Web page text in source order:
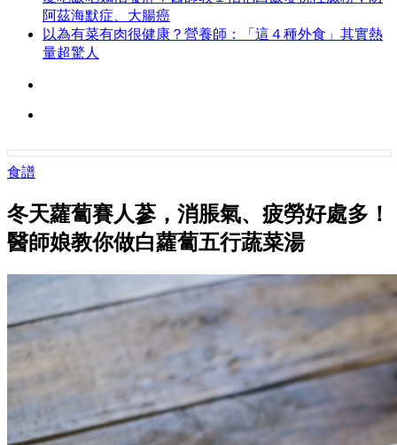
阿茲海默症、大腸癌
以為有菜有肉很健康？營養師：「這４種外食」其實熱
量超驚人
食譜
冬天蘿蔔賽人蔘，消脹氣、疲勞好處多！
醫師娘教你做白蘿蔔五行蔬菜湯